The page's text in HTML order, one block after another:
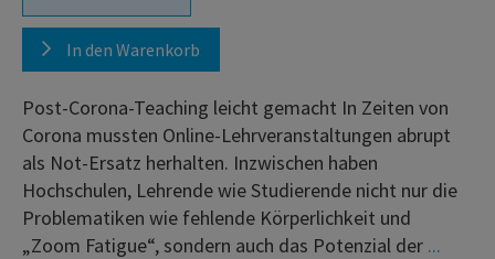
In den Warenkorb
Post-Corona-Teaching leicht gemacht In Zeiten von
Corona mussten Online-Lehrveranstaltungen abrupt
als Not-Ersatz herhalten. Inzwischen haben
Hochschulen, Lehrende wie Studierende nicht nur die
Problematiken wie fehlende Körperlichkeit und
„Zoom Fatigue“, sondern auch das Potenzial der ...